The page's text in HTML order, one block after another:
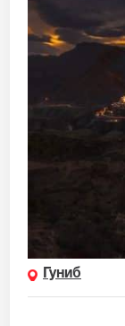
Гуниб